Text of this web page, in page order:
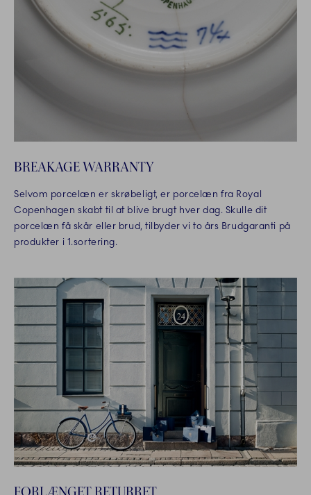
BREAKAGE WARRANTY
Selvom porcelæn er skrøbeligt, er porcelæn fra Royal
Copenhagen skabt til at blive brugt hver dag. Skulle dit
porcelæn få skår eller brud, tilbyder vi to års Brudgaranti på
produkter i 1.sortering.
FORLÆNGET RETURRET